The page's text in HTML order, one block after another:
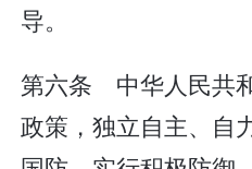
导。
第六条 中华人民共
政策，独立自主、自